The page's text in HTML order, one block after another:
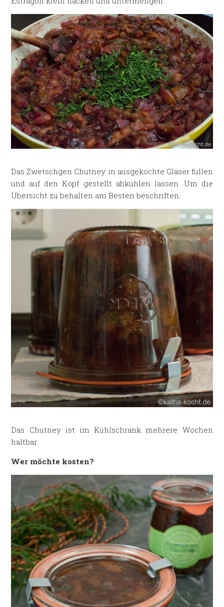
Das Zwetschgen Chutney in ausgekochte Gläser füllen
und auf den Kopf gestellt abkühlen lassen. Um die
Übersicht zu behalten am Besten beschriften.
Das Chutney ist im Kühlschrank mehrere Wochen
haltbar.
Wer möchte kosten?